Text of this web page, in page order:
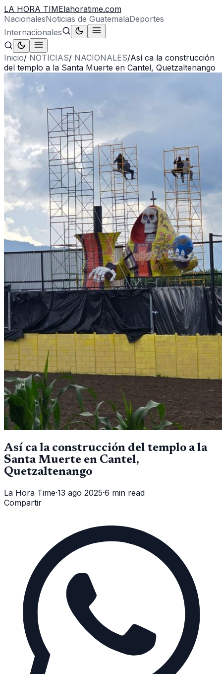
LA HORA TIMElahoratime.com
NacionalesNoticias de GuatemalaDeportes
Internacionales
Inicio/ NOTICIAS/ NACIONALES/Así ca la construcción
del templo a la Santa Muerte en Cantel, Quetzaltenango
Así ca la construcción del templo a la
Santa Muerte en Cantel,
Quetzaltenango
La Hora Time·13 ago 2025·6 min read
Compartir